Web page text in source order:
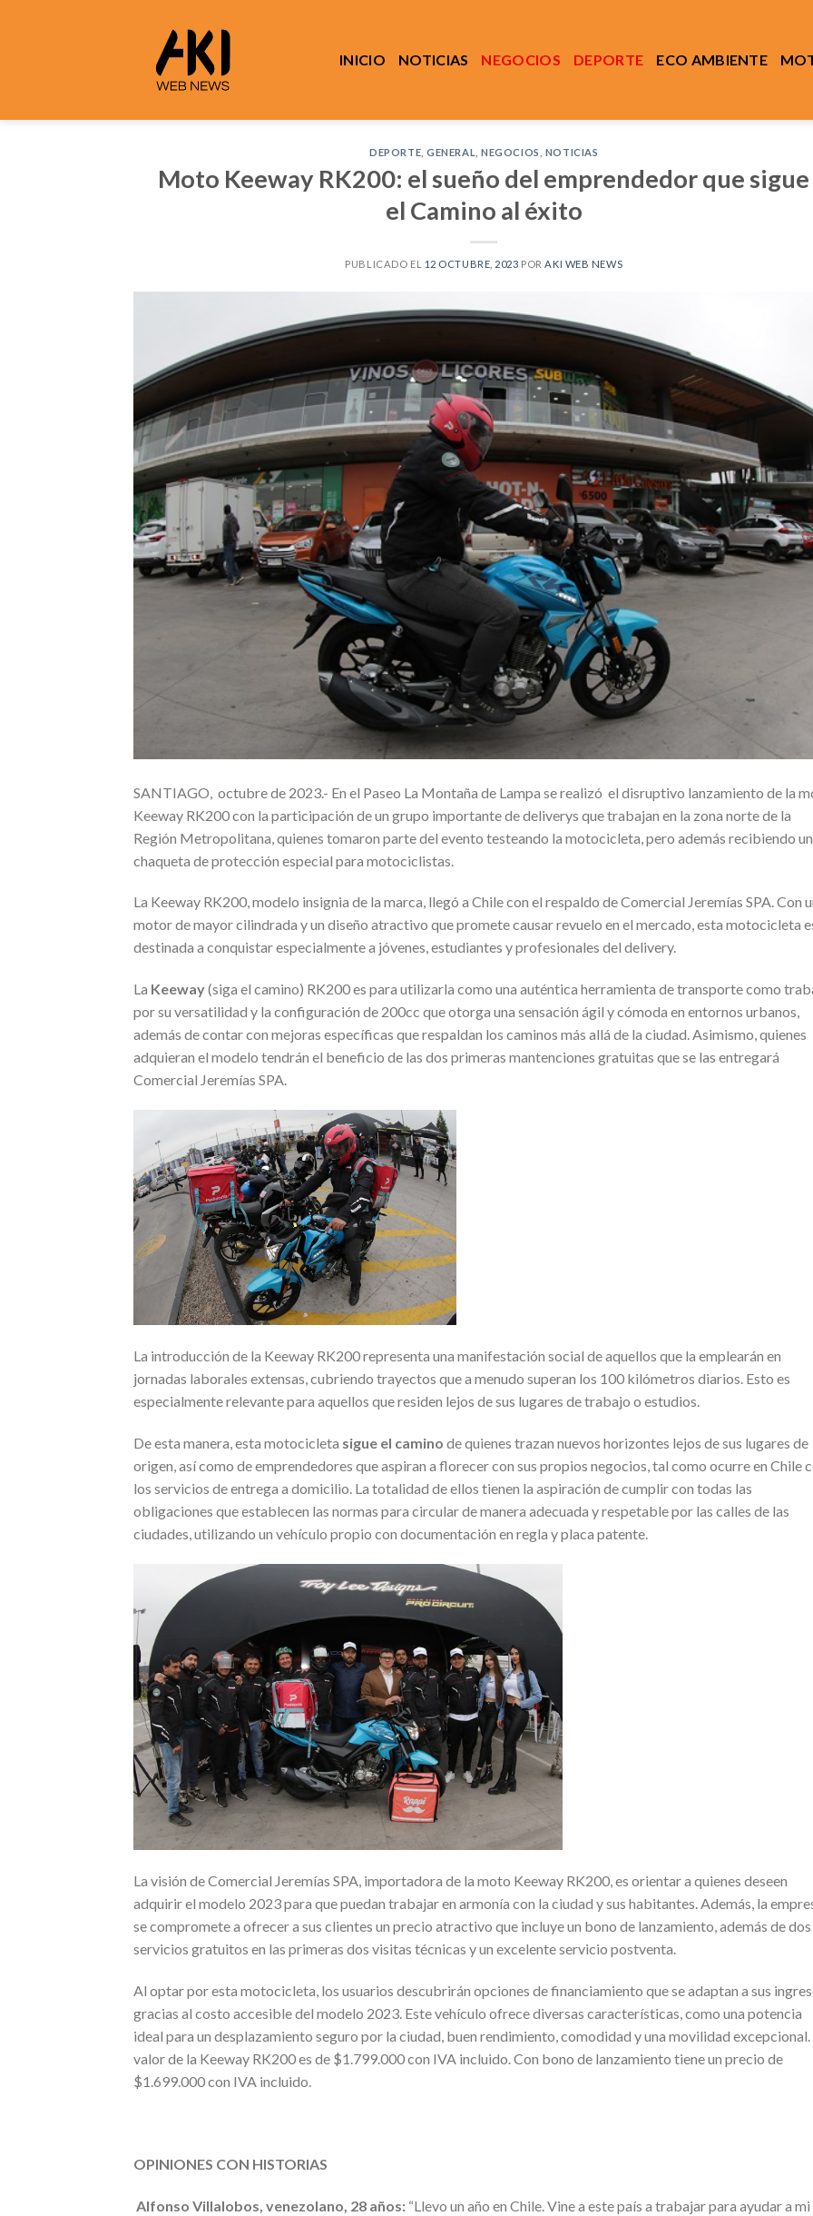
INICIO NOTICIAS NEGOCIOS DEPORTE ECO AMBIENTE
DEPORTE ,GENERAL ,NEGOCIOS NOTICIAS
Moto Keeway RK200: el sueño del emprendedor que sigue
el Camino al éxito
PUBLICADO EL 12 OCTUBRE, 2023 POR AKI WEB NEWS
SANTIAGO, octubre de 2023.- En el Paseo La Montaña de Lampa se realizó el disruptivo lanzamiento de la
Keeway RK200 con la participación de un grupo importante de deliverys que trabajan en la zona norte de la
Región Metropolitana, quienes tomaron parte del evento testeando la motocicleta, pero además recibiendo
chaqueta de protección especial para motociclistas.
La Keeway RK200, modelo insignia de la marca, llegó a Chile con el respaldo de Comercial Jeremías SPA. Con
motor de mayor cilindrada y un diseño atractivo que promete causar revuelo en el mercado, esta motocicleta
destinada a conquistar especialmente a jóvenes, estudiantes y profesionales del delivery.
La Keeway(siga el camino) RK200 es para utilizarla como una auténtica herramienta de transporte como
por su versatilidad y la configuración de 200cc que otorga una sensación ágil y cómoda en entornos urbanos,
además de contar con mejoras específicas que respaldan los caminos más allá de la ciudad. Asimismo, quienes
adquieran el modelo tendrán el beneficio de las dos primeras mantenciones gratuitas que se las entregará
Comercial Jeremías SPA.
La introducción de la Keeway RK200 representa una manifestación social de aquellos que la emplearán en
jornadas laborales extensas, cubriendo trayectos que a menudo superan los 100 kilómetros diarios. Esto es
especialmente relevante para aquellos que residen lejos de sus lugares de trabajo o estudios.
De esta manera, esta motocicleta sigue el camino de quienes trazan nuevos horizontes lejos de sus lugares de
origen, así como de emprendedores que aspiran a florecer con sus propios negocios, tal como ocurre en Chile
los servicios de entrega a domicilio. La totalidad de ellos tienen la aspiración de cumplir con todas las
obligaciones que establecen las normas para circular de manera adecuada y respetable por las calles de las
ciudades, utilizando un vehículo propio con documentación en regla y placa patente.
La visión de Comercial Jeremías SPA, importadora de la moto Keeway RK200, es orientar a quienes deseen
adquirir el modelo 2023 para que puedan trabajar en armonía con la ciudad y sus habitantes. Además, la
se compromete a ofrecer a sus clientes un precio atractivo que incluye un bono de lanzamiento, además de dos
servicios gratuitos en las primeras dos visitas técnicas y un excelente servicio postventa.
Al optar por esta motocicleta, los usuarios descubrirán opciones de financiamiento que se adaptan a sus
gracias al costo accesible del modelo 2023. Este vehículo ofrece diversas características, como una potencia
ideal para un desplazamiento seguro por la ciudad, buen rendimiento, comodidad y una movilidad excepcional.
valor de la Keeway RK200 es de $1.799.000 con IVA incluido. Con bono de lanzamiento tiene un precio de
$1.699.000 con IVA incluido.
OPINIONES CON HISTORIAS
Alfonso Villalobos, venezolano, 28 años: “Llevo un año en Chile. Vine a este país a trabajar para ayudar a mi